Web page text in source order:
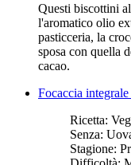
Questi biscottini
l'aromatico olio
pasticceria, la
sposa con quella
cacao.
Focaccia
Ricetta:
Senza:
Stagione: